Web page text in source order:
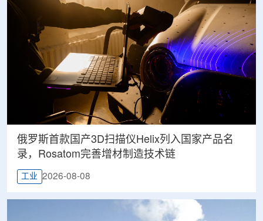
俄罗斯首款国产3D扫描仪Helix列入国家产品名
录，Rosatom完善增材制造技术链
工业 2026-08-08